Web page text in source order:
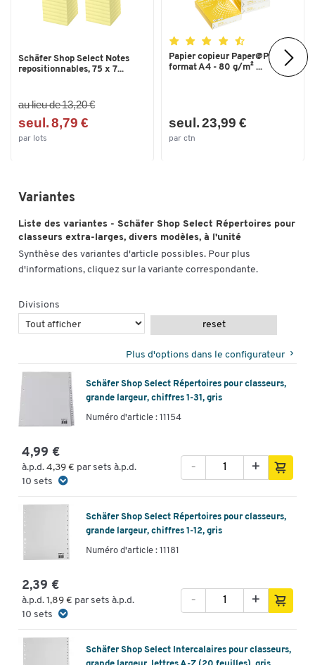
Schäfer Shop Select Notes
repositionnables, 75 x 7...
au lieu de 13,20 €
seul. 8,79 €
par lots
Papier copieur Paper@Print -
format A4 - 80 g/m² ...
seul. 23,99 €
par ctn
Variantes
Liste des variantes - Schäfer Shop Select Répertoires pour
classeurs extra-larges, divers modèles, à l'unité
Synthèse des variantes d'article possibles. Pour plus
d'informations, cliquez sur la variante correspondante.
Divisions
reset
Plus d'options dans le configurateur
Schäfer Shop Select Répertoires pour classeurs,
grande largeur, chiffres 1-31, gris
Numéro d'article : 11154
4,99 €
à.p.d. 4,39 € par sets à.p.d.
10 sets
+
-
Schäfer Shop Select Répertoires pour classeurs,
grande largeur, chiffres 1-12, gris
Numéro d'article : 11181
2,39 €
à.p.d. 1,89 € par sets à.p.d.
10 sets
+
-
Schäfer Shop Select Intercalaires pour classeurs,
Toucher deux fois pour zoomer